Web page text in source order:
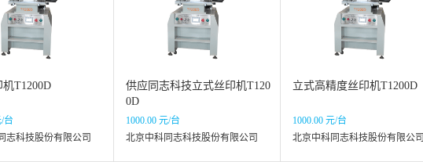
T1200D
台
志科技股份有限公司
供应同志科技立式丝印机T120
0D
1000.00 元/台
北京中科同志科技股份有限公司
立式高精度丝印机T1200D
1000.00 元/台
北京中科同志科技股份有限公司